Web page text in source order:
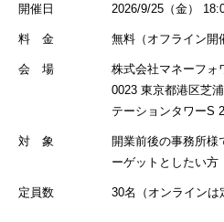
開催日 2026/9/25（金）
料 金 無料（オフライン開
会 場
株式会社マネーフォ
0023 東京都港区芝
テーションタワーS
対 象
開業前後の事務所様
ーゲットとしたい方
定員数 30名（オンラインは